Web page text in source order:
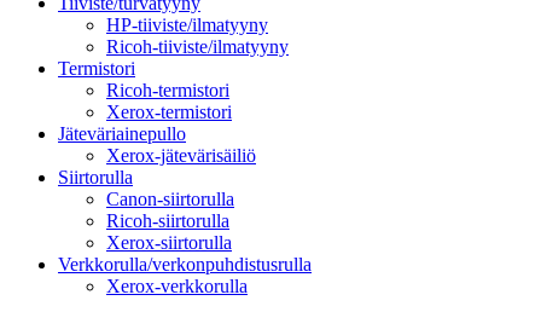
HP-tiiviste/ilmatyyny
Ricoh-tiiviste/ilmatyyny
Termistori
Ricoh-termistori
Xerox-termistori
Jäteväriainepullo
Xerox-jätevärisäiliö
Siirtorulla
Canon-siirtorulla
Ricoh-siirtorulla
Xerox-siirtorulla
Verkkorulla/verkonpuhdistusrulla
Xerox-verkkorulla